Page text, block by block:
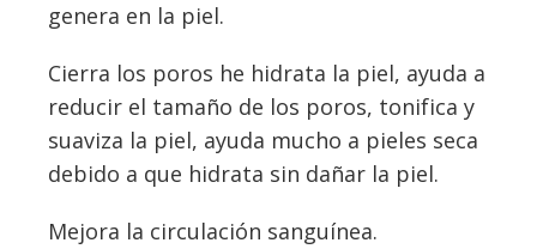
genera en la piel.
Cierra los poros he hidrata la piel, ayuda a
reducir el tamaño de los poros, tonifica y
suaviza la piel, ayuda mucho a pieles seca
debido a que hidrata sin dañar la piel.
Mejora la circulación sanguínea.